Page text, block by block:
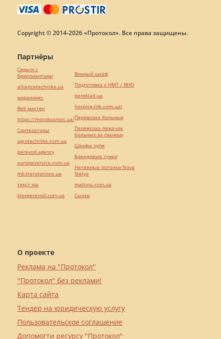
Copyright © 2014-2026 «Протокол». Все права защищены.
О проекте
Реклама на "Протокол"
"Протокол" без реклами!
Карта сайта
Тендер на юридическую услугу
Пользовательское соглашение
Допомогти ресурсу "Протокол"
Партнёры
Серьги с
бриллиантами
alliancetechnika.ua
миралинкс
Веб мастер
https://motokosmos.ua/
Синтезаторы
agrotechnika.com.ua
perevod.agency
europeservice.com.ua
mk-translations.ua
текст юа
kievperevod.com.ua
Винный шкаф
Подготовка к НМТ / ВНО
pereklad.ua
hospice-life.com.ua/
Перевозка больных
Перевозка лежачих
больных за границу
Шкафы купе
Брендовые сумки
Натяжные потолки Nova
Stelya
maltina.com.ua
Cылки